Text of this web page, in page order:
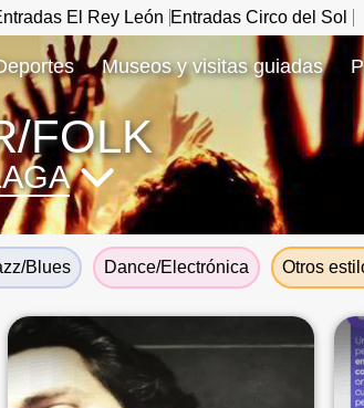
El Rey León Entradas Circo del Sol
Museos y visitas guiadas
FOLK
Blues Dance/Electrónica Otros